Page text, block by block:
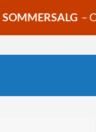
SOMMERSALG –